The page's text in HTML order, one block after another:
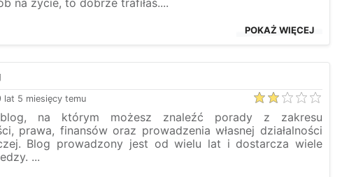
POKAŻ WIĘCEJ
lat 5 miesięcy temu
na którym możesz znaleźć porady z zakresu
prawa, finansów oraz prowadzenia własnej działalności
Blog prowadzony jest od wielu lat i dostarcza wiele
...